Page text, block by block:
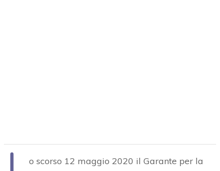
o scorso 12 maggio 2020 il Garante per la